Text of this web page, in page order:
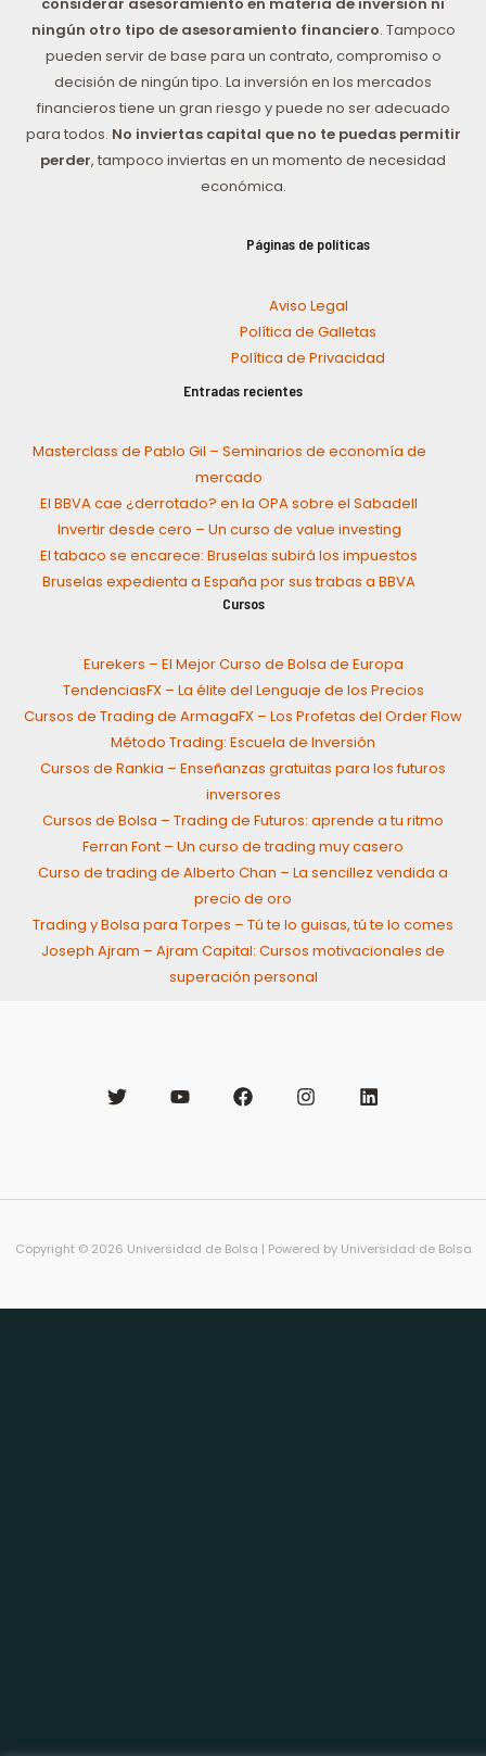
considerar asesoramiento en materia de inversión ni
ningún otro tipo de asesoramiento financiero. Tampoco
pueden servir de base para un contrato, compromiso o
decisión de ningún tipo. La inversión en los mercados
financieros tiene un gran riesgo y puede no ser adecuado
para todos. No inviertas capital que no te puedas permitir
perder, tampoco inviertas en un momento de necesidad
económica.
Páginas de políticas
Aviso Legal
Política de Galletas
Política de Privacidad
Entradas recientes
Masterclass de Pablo Gil – Seminarios de economía de
mercado
El BBVA cae ¿derrotado? en la OPA sobre el Sabadell
Invertir desde cero – Un curso de value investing
El tabaco se encarece: Bruselas subirá los impuestos
Bruselas expedienta a España por sus trabas a BBVA
Cursos
Eurekers – El Mejor Curso de Bolsa de Europa
TendenciasFX – La élite del Lenguaje de los Precios
Cursos de Trading de ArmagaFX – Los Profetas del Order Flow
Método Trading: Escuela de Inversión
Cursos de Rankia – Enseñanzas gratuitas para los futuros
inversores
Cursos de Bolsa – Trading de Futuros: aprende a tu ritmo
Ferran Font – Un curso de trading muy casero
Curso de trading de Alberto Chan – La sencillez vendida a
precio de oro
Trading y Bolsa para Torpes – Tú te lo guisas, tú te lo comes
Joseph Ajram – Ajram Capital: Cursos motivacionales de
superación personal
Copyright © 2026 Universidad de Bolsa | Powered by Universidad de Bolsa